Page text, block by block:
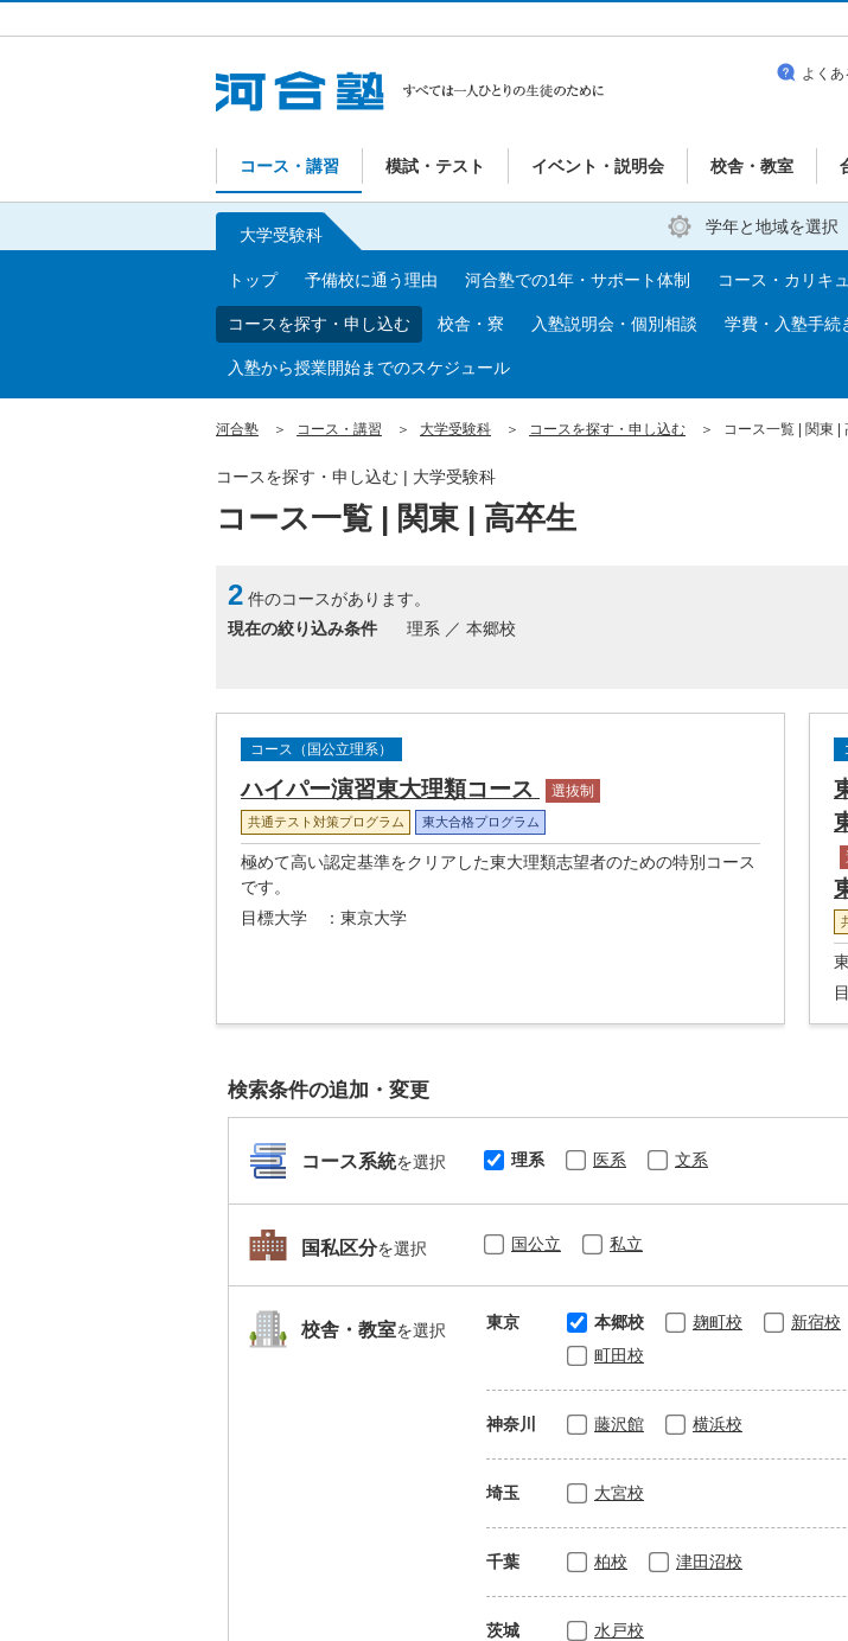
コース・講習 模試・テスト イベント・説明会 校舎・教室
よくあ
学年と地域を選択
大学受験科
トップ 予備校に通う理由 河合塾での1年・サポート体制 コース・カリキ
コースを探す・申し込む 校舎・寮 入塾説明会・個別相談 学費・入塾手続
入塾から授業開始までのスケジュール
河合塾 コース・講習 大学受験科 コースを探す・申し込む コース一覧 | 関東 |
コース一覧 | 関東 | 高卒生
コースを探す・申し込む | 大学受験科
2 件のコースがあります。
現在の絞り込み条件
理系 ／ 本郷校
コース（国公立理系）
ハイパー演習東大理類コース 選抜制
共通テスト対策プログラム 東大合格プログラム
極めて高い認定基準をクリアした東大理類志望者のための特別コース
です。
目標大学
：東京大学
検索条件の追加・変更
コース系統を選択 理系 医系 文系
国私区分を選択 国公立 私立
校舎・教室を選択 東京 本郷校 麹町校 新宿校
町田校
神奈川 藤沢館 横浜校
埼玉 大宮校
千葉 柏校 津田沼校
茨城 水戸校